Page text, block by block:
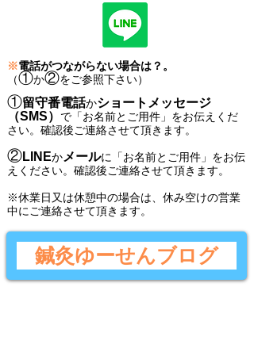
※電話がつながらない場合は？。
（①か②をご参照下さい）
①留守番電話かショートメッセージ
（SMS） で 「お名前とご用件 」 をお伝えくだ
さい。 確認後ご連絡させて頂きます。
②LINEかメールに 「お名前とご用件 」 をお伝
えください。 確認後ご連絡させて頂きます。
​※休業日又は休憩中の場合は、休み空けの営業
中にご連絡させて頂きます。
鍼灸ゆーせんブログ